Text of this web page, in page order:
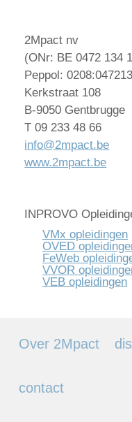
2Mpact nv
(ONr: BE 0472 134
Peppol:
Kerkstraat 108
B-9050 Gentbrugge
T 09 233 48 66
info@2mpact.be
www.2mpact.be
INPROVO
VMx opleidingen
OVED
FeWeb
VVOR
VEB opleidingen
Over 2Mpact
contact